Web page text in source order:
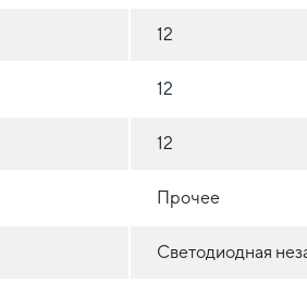
12
12
12
Прочее
Светодиодная